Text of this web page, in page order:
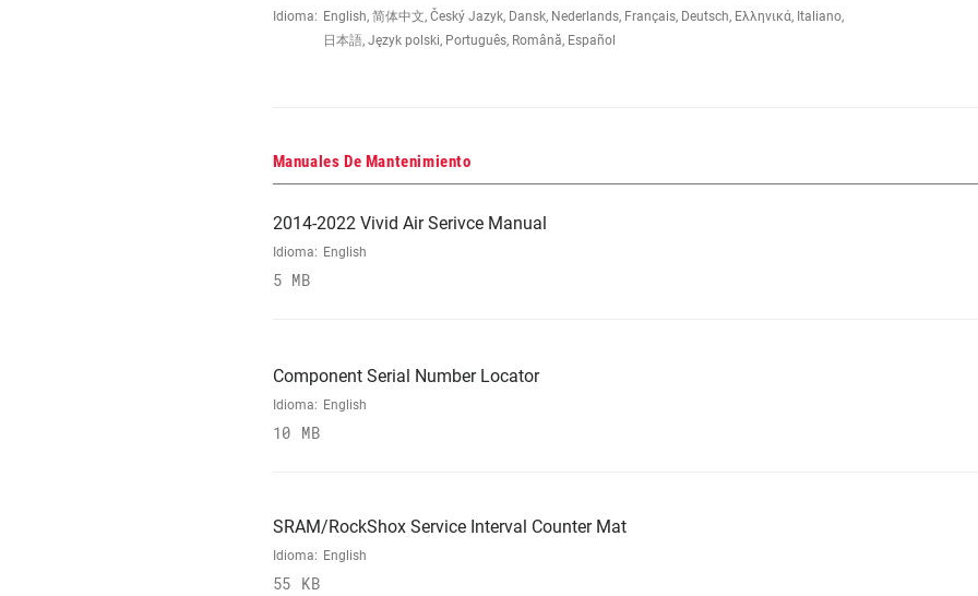
Idioma: English, 简体中文, Český Jazyk, Dansk, Nederlands, Français, Deutsch, Ελληνικά, Italiano,
日本語, Język polski, Português, Română, Español
Manuales De Mantenimiento
2014-2022 Vivid Air Serivce Manual
Idioma: English
5 MB
Component Serial Number Locator
Idioma: English
10 MB
SRAM/RockShox Service Interval Counter Mat
Idioma: English
55 KB